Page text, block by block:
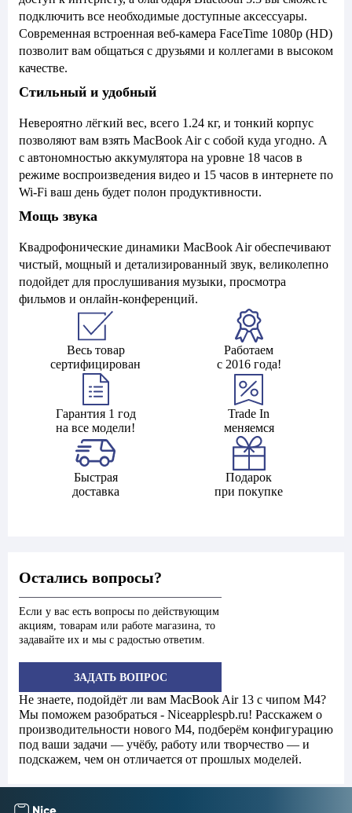
подключить все необходимые доступные аксессуары.
Современная встроенная веб-камера FaceTime 1080p (HD)
позволит вам общаться с друзьями и коллегами в высоком
качестве.
Стильный и удобный
Невероятно лёгкий вес, всего 1.24 кг, и тонкий корпус
позволяют вам взять MacBook Air с собой куда угодно. А
с автономностью аккумулятора на уровне 18 часов в
режиме воспроизведения видео и 15 часов в интернете по
Wi-Fi ваш день будет полон продуктивности.
Мощь звука
Квадрофонические динамики MacBook Air обеспечивают
чистый, мощный и детализированный звук, великолепно
подойдет для прослушивания музыки, просмотра
фильмов и онлайн-конференций.
Весь товар
сертифицирован
Работаем
с 2016 года!
Гарантия 1 год
на все модели!
Trade In
меняемся
Быстрая
доставка
Подарок
при покупке
Остались вопросы?
Если у вас есть вопросы по действующим
акциям, товарам или работе магазина, то
задавайте их и мы с радостью ответим.
ЗАДАТЬ ВОПРОС
Не знаете, подойдёт ли вам MacBook Air 13 с чипом M4?
Мы поможем разобраться - Niceapplespb.ru! Расскажем о
производительности нового M4, подберём конфигурацию
под ваши задачи — учёбу, работу или творчество — и
подскажем, чем он отличается от прошлых моделей.